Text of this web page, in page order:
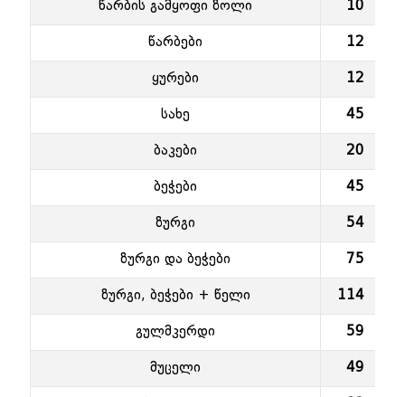
წარბის გამყოფი ზოლი 10
წარბები 12
ყურები 12
სახე 45
ბაკები 20
ბეჭები 45
ზურგი 54
ზურგი და ბეჭები 75
ზურგი, ბეჭები + წელი 114
გულმკერდი 59
მუცელი 49